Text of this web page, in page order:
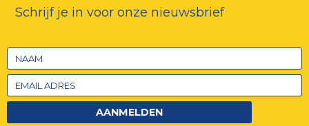
Schrijf je in voor onze nieuwsbrief
AANMELDEN